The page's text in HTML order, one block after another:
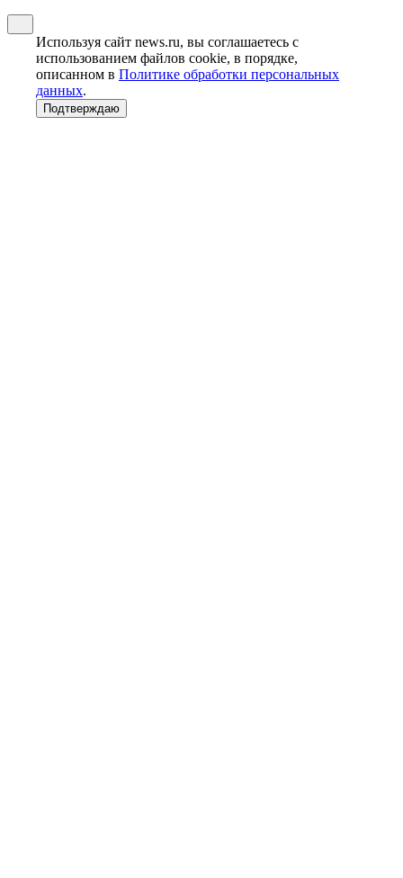
Используя сайт news.ru, вы соглашаетесь с
использованием файлов cookie, в порядке,
описанном в Политике обработки персональных
данных.
Подтверждаю